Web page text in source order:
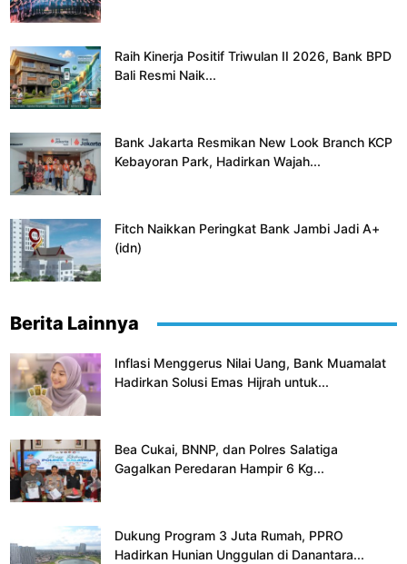
Raih Kinerja Positif Triwulan II 2026, Bank BPD
Bali Resmi Naik...
Bank Jakarta Resmikan New Look Branch KCP
Kebayoran Park, Hadirkan Wajah...
Fitch Naikkan Peringkat Bank Jambi Jadi A+
(idn)
Berita Lainnya
Inflasi Menggerus Nilai Uang, Bank Muamalat
Hadirkan Solusi Emas Hijrah untuk...
Bea Cukai, BNNP, dan Polres Salatiga
Gagalkan Peredaran Hampir 6 Kg...
Dukung Program 3 Juta Rumah, PPRO
Hadirkan Hunian Unggulan di Danantara...